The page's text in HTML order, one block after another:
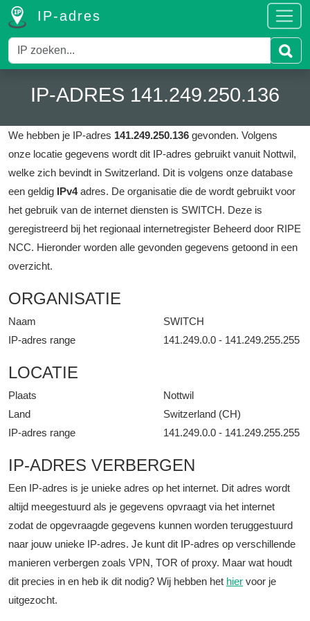
IP-adres
IP-ADRES 141.249.250.136
We hebben je IP-adres 141.249.250.136 gevonden. Volgens
onze locatie gegevens wordt dit IP-adres gebruikt vanuit Nottwil,
welke zich bevindt in Switzerland. Dit is volgens onze database
een geldig IPv4adres. De organisatie die de wordt gebruikt voor
het gebruik van de internet diensten is SWITCH. Deze is
geregistreerd bij het regionaal internetregister Beheerd door RIPE
NCC. Hieronder worden alle gevonden gegevens getoond in een
overzicht.
ORGANISATIE
Naam
SWITCH
IP-adres range
141.249.0.0 - 141.249.255.255
LOCATIE
Plaats
Nottwil
Land
Switzerland (CH)
IP-adres range
141.249.0.0 - 141.249.255.255
IP-ADRES VERBERGEN
Een IP-adres is je unieke adres op het internet. Dit adres wordt
altijd meegestuurd als je gegevens opvraagt via het internet
zodat de opgevraagde gegevens kunnen worden teruggestuurd
naar jouw unieke IP-adres. Je kunt dit IP-adres op verschillende
manieren verbergen zoals VPN, TOR of proxy. Maar wat houdt
dit precies in en heb ik dit nodig? Wij hebben het hier voor je
uitgezocht.